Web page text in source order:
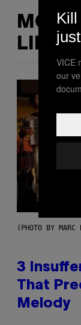
MORE
LIKE
(PHOTO BY MARC
3
That
Melody
VICE
our